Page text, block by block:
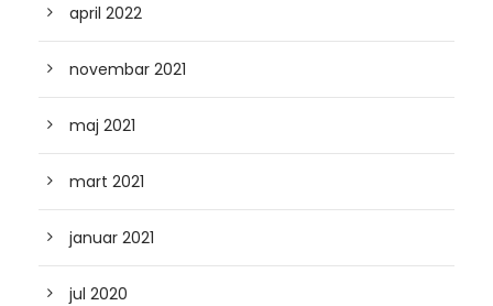
april 2022
novembar 2021
maj 2021
mart 2021
januar 2021
jul 2020